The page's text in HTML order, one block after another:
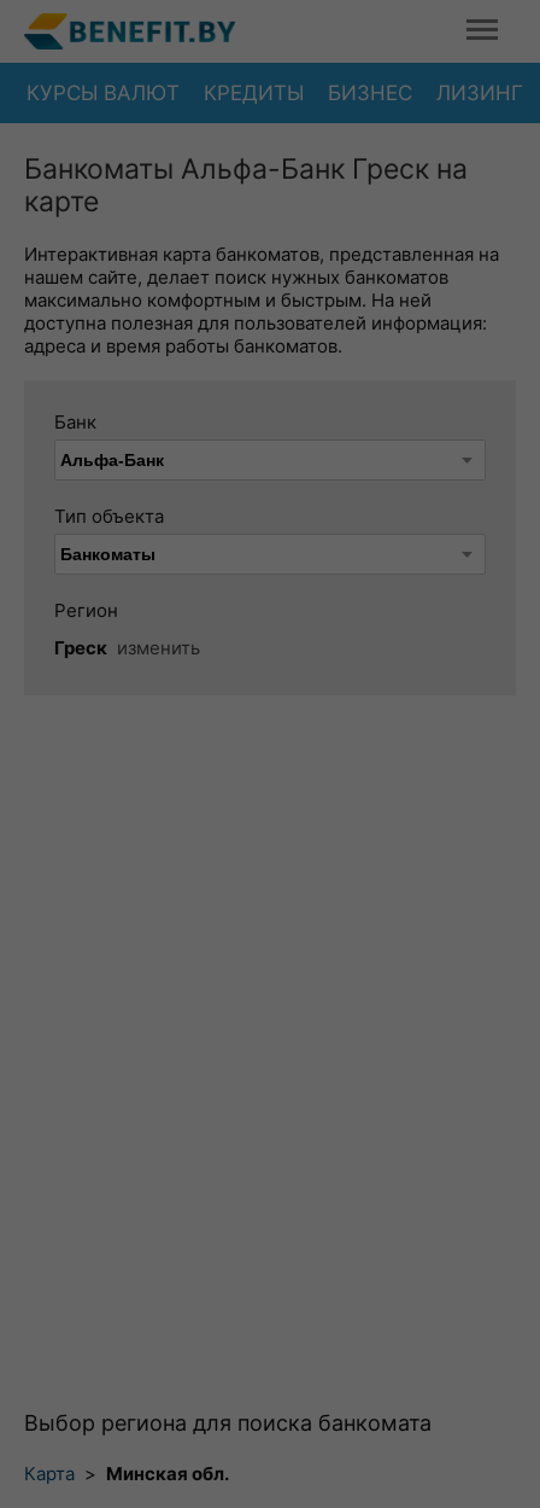
КУРСЫ ВАЛЮТ КРЕДИТЫ БИЗНЕС ЛИЗИНГ
Банкоматы Альфа-Банк Греск на
карте
Интерактивная карта банкоматов, представленная на
нашем сайте, делает поиск нужных банкоматов
максимально комфортным и быстрым. На ней
доступна полезная для пользователей информация:
адреса и время работы банкоматов.
Банк
Тип объекта
Регион
Греск изменить
Выбор региона для поиска банкомата
Карта > Минская обл.